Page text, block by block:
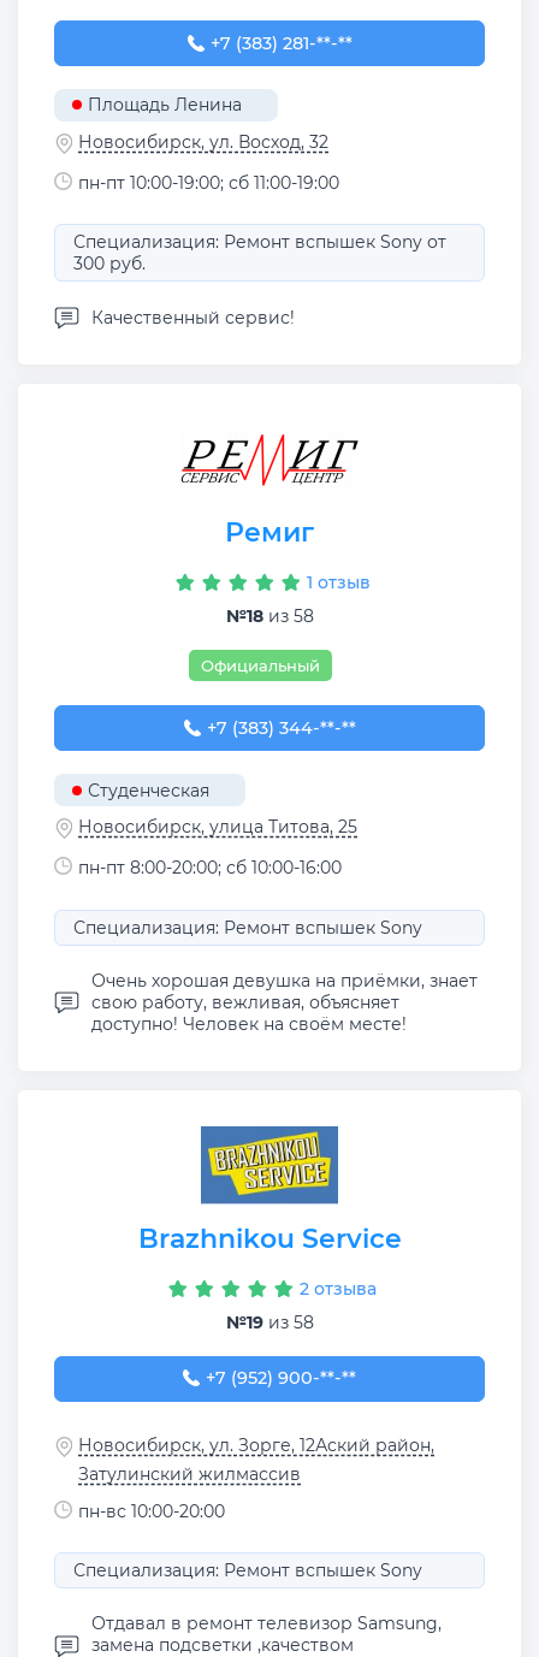
+7 (383) 281-99-01
+7 (383) 281-**-**
Площадь Ленина
Новосибирск, ул. Восход, 32
пн-пт 10:00-19:00; сб 11:00-19:00
Специализация: Ремонт вспышек Sony от
300 руб.
Качественный сервис!
Ремиг
1 отзыв
№18из 58
Официальный
+7 (383) 344-30-68
+7 (383) 344-**-**
Студенческая
Новосибирск, улица Титова, 25
пн-пт 8:00-20:00; сб 10:00-16:00
Специализация: Ремонт вспышек Sony
Очень хорошая девушка на приёмки, знает
свою работу, вежливая, объясняет
доступно! Человек на своём месте!
Brazhnikou Service
2 отзыва
№19из 58
+7 (952) 900-54-04
+7 (952) 900-**-**
Новосибирск, ул. Зорге, 12Аский район,
Затулинский жилмассив
пн-вс 10:00-20:00
Специализация: Ремонт вспышек Sony
Отдавал в ремонт телевизор Samsung,
замена подсветки ,качеством